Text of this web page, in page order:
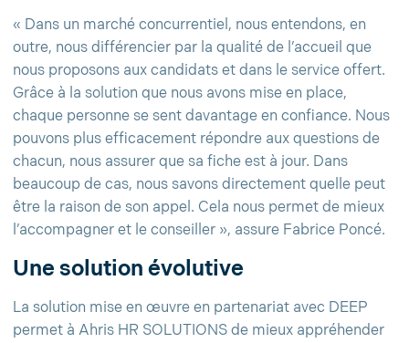
« Dans un marché concurrentiel, nous entendons, en
outre, nous différencier par la qualité de l’accueil que
nous proposons aux candidats et dans le service offert.
Grâce à la solution que nous avons mise en place,
chaque personne se sent davantage en confiance. Nous
pouvons plus efficacement répondre aux questions de
chacun, nous assurer que sa fiche est à jour. Dans
beaucoup de cas, nous savons directement quelle peut
être la raison de son appel. Cela nous permet de mieux
l’accompagner et le conseiller », assure Fabrice Poncé.
Une solution évolutive
La solution mise en œuvre en partenariat avec DEEP
permet à Ahris HR SOLUTIONS de mieux appréhender